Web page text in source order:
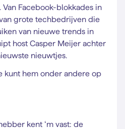
Van Facebook-blokkades in
van grote techbedrijven die
van nieuwe trends in
host Casper Meijer achter
nieuwtjes.
kunt hem onder andere op
kent ‘m vast: de